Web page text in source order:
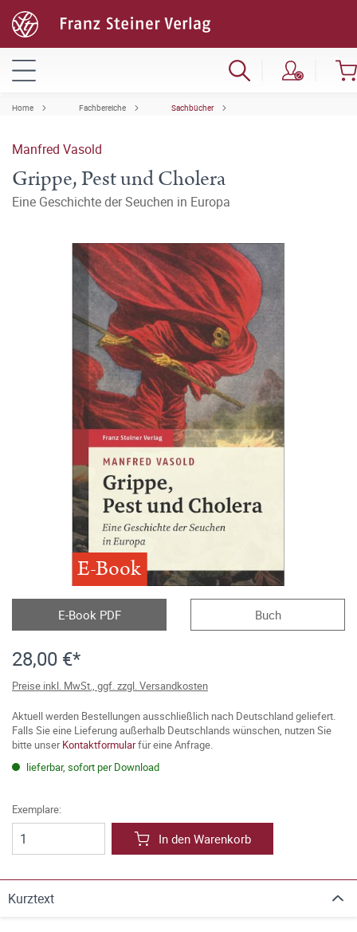
Home Fachbereiche Sachbücher
Manfred Vasold
Grippe, Pest und Cholera
Eine Geschichte der Seuchen in Europa
E-Book
E-Book PDF Buch
28,00 €*
Preise inkl. MwSt., ggf. zzgl. Versandkosten
Aktuell werden Bestellungen ausschließlich nach Deutschland geliefert.
Falls Sie eine Lieferung außerhalb Deutschlands wünschen, nutzen Sie
bitte unserKontaktformularfür eine Anfrage.
lieferbar, sofort per Download
Exemplare:
In den Warenkorb
Kurztext